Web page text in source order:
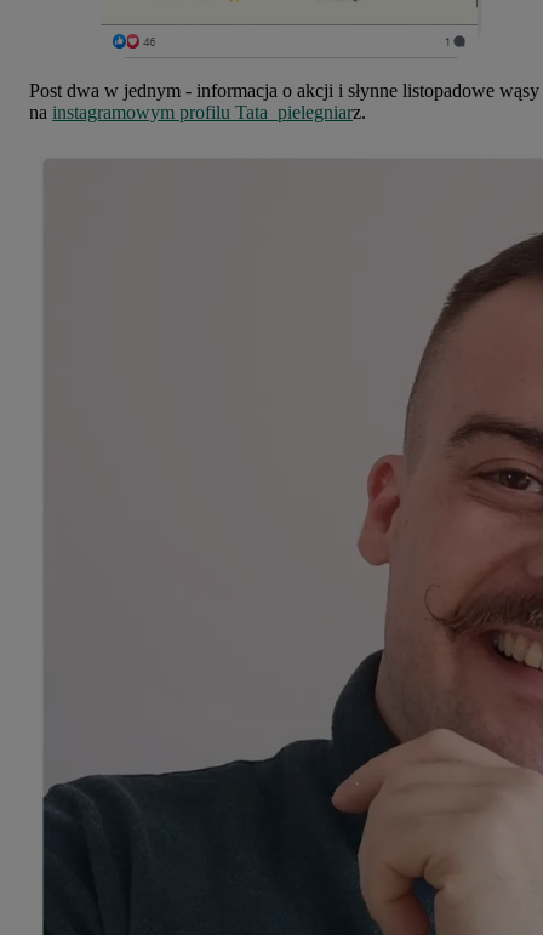
Post dwa w jednym - informacja o akcji i słynne listopadowe wąsy
na instagramowym profilu Tata_pielegniarz.